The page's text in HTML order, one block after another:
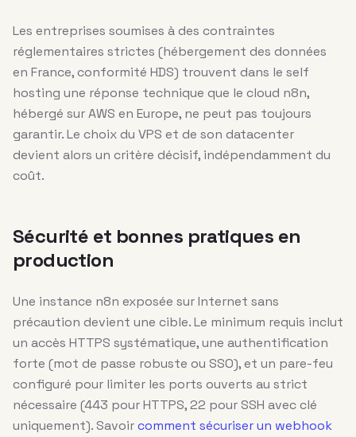
Les entreprises soumises à des contraintes
réglementaires strictes (hébergement des données
en France, conformité HDS) trouvent dans le self
hosting une réponse technique que le cloud n8n,
hébergé sur AWS en Europe, ne peut pas toujours
garantir. Le choix du VPS et de son datacenter
devient alors un critère décisif, indépendamment du
coût.
Sécurité et bonnes pratiques en
production
Une instance n8n exposée sur Internet sans
précaution devient une cible. Le minimum requis inclut
un accès HTTPS systématique, une authentification
forte (mot de passe robuste ou SSO), et un pare-feu
configuré pour limiter les ports ouverts au strict
nécessaire (443 pour HTTPS, 22 pour SSH avec clé
uniquement). Savoircomment sécuriser un webhook